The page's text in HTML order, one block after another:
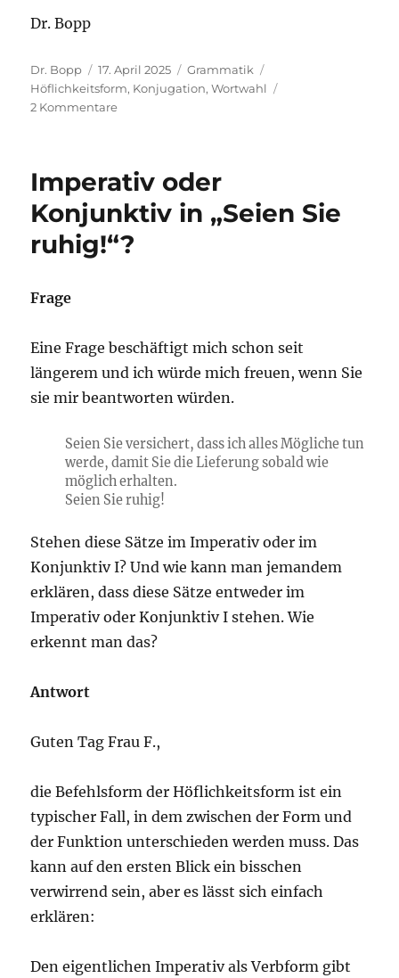
Dr. Bopp
Autor
Dr. Bopp
Veröffentlicht
am
17. April 2025 Kategorien
Grammatik
Höflichkeitsform, Konjugation,Wortwahl
2 Kommentarezu
für
eine
und
für
mehrere
Imperativ oder
Konjunktiv in „Seien Sie
ruhig!“?
Frage
Eine Frage beschäftigt mich schon seit
längerem und ich würde mich freuen, wenn Sie
sie mir beantworten würden.
Seien Sie versichert, dass ich alles Mögliche tun
werde, damit Sie die Lieferung sobald wie
möglich erhalten.
Seien Sie ruhig!
Stehen diese Sätze im Imperativ oder im
Konjunktiv I? Und wie kann man jemandem
erklären, dass diese Sätze entweder im
Imperativ oder Konjunktiv I stehen. Wie
erkennt man das?
Antwort
Guten Tag Frau F.,
die Befehlsform der Höflichkeitsform ist ein
typischer Fall, in dem zwischen der Form und
der Funktion unterschieden werden muss. Das
kann auf den ersten Blick ein bisschen
verwirrend sein, aber es lässt sich einfach
erklären:
Den eigentlichen Imperativ als Verbform gibt